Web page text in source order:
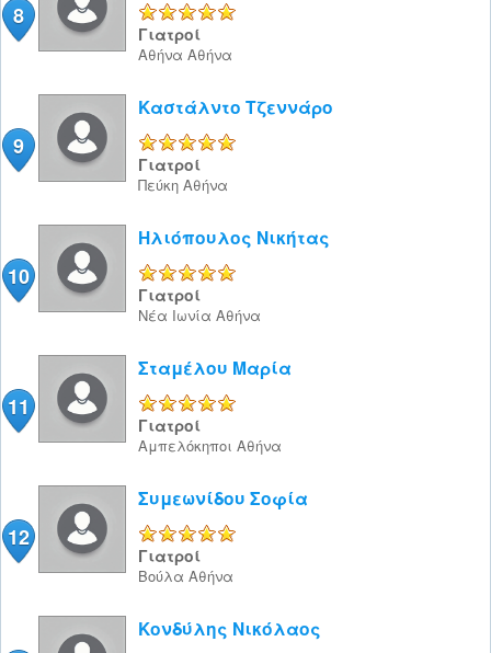
8
Γιατροί
Αθήνα Αθήνα
9
Καστάλντο Τζεννάρο
Γιατροί
Πεύκη Αθήνα
10
Ηλιόπουλος Νικήτας
Γιατροί
Νέα Ιωνία Αθήνα
11
Σταμέλου Μαρία
Γιατροί
Αμπελόκηποι Αθήνα
12
Συμεωνίδου Σοφία
Γιατροί
Βούλα Αθήνα
Κονδύλης Νικόλαος